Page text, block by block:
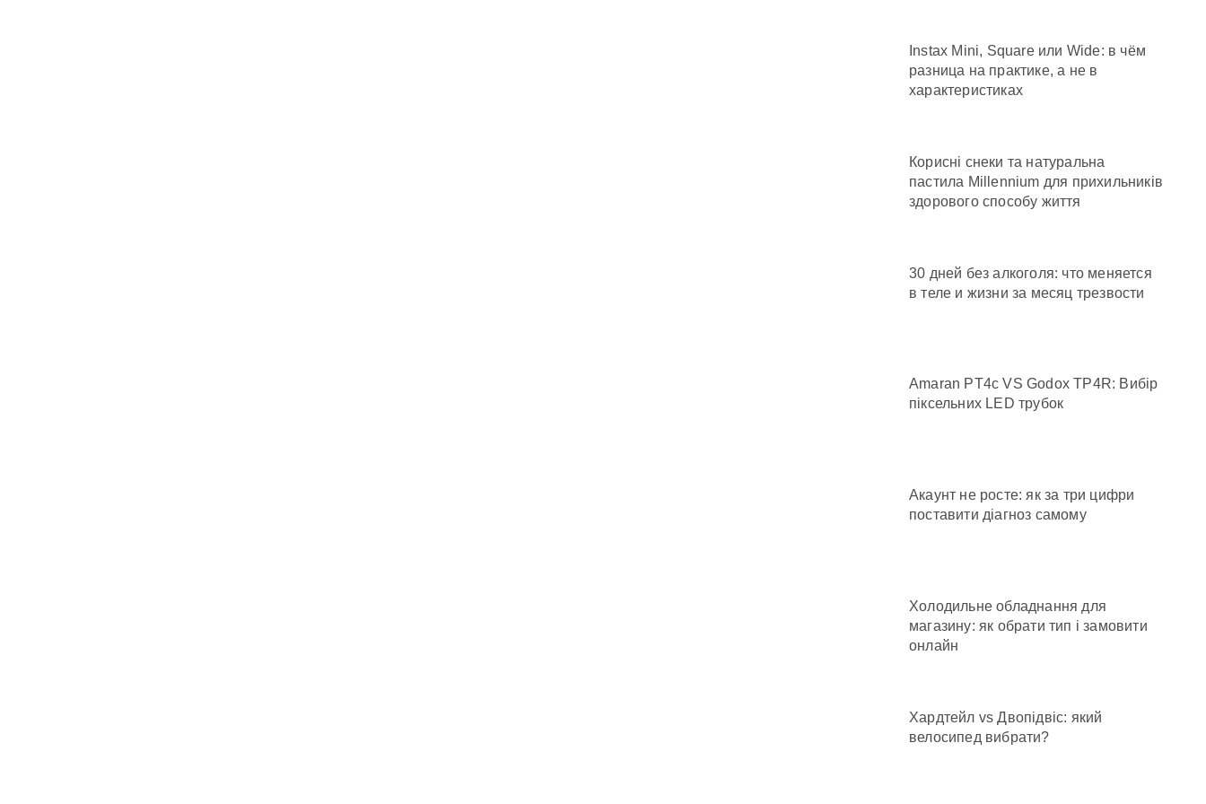
Instax Mini, Square или Wide: в чём
разница на практике, а не в
характеристиках
Корисні снеки та натуральна
пастила Millennium для прихильників
здорового способу життя
30 дней без алкоголя: что меняется
в теле и жизни за месяц трезвости
Amaran PT4c VS Godox TP4R: Вибір
піксельних LED трубок
Акаунт не росте: як за три цифри
поставити діагноз самому
Холодильне обладнання для
магазину: як обрати тип і замовити
онлайн
Хардтейл vs Двопідвіс: який
велосипед вибрати?